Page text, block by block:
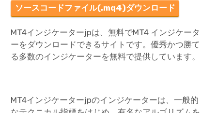
ソースコードファイル(.mq4)ダウンロード
MT4インジケーターjpは、無料でMT4 インジケータ
ーをダウンロードできるサイトです。優秀かつ勝て
る多数のインジケーターを無料で提供しています。
MT4インジケーターjpのインジケーターは、一般的